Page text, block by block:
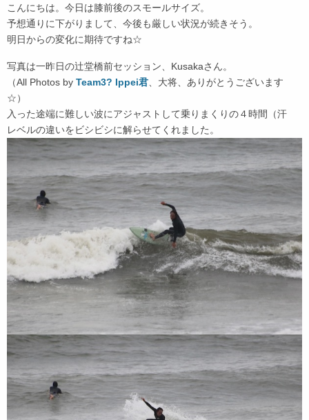
こんにちは。今日は膝前後のスモールサイズ。
予想通りに下がりまして、今後も厳しい状況が続きそう。
明日からの変化に期待ですね☆
写真は一昨日の辻堂橋前セッション、Kusakaさん。
（All Photos by Team3? Ippei君 、大将、ありがとうございます
☆）
入った途端に難しい波にアジャストして乗りまくりの４時間（汗
レベルの違いをビシビシに解らせてくれました。